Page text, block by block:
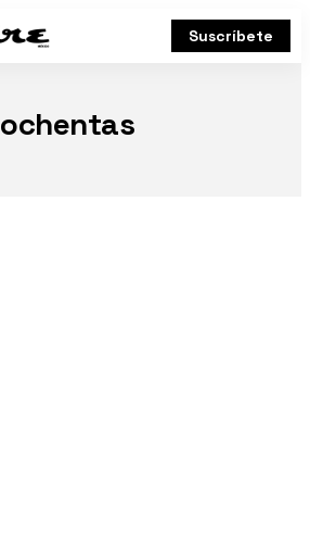
Suscríbete
ochentas